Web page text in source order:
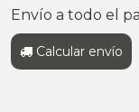
Envío a todo el
Calcular envío